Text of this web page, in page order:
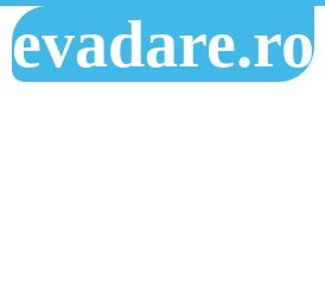
evadare.ro